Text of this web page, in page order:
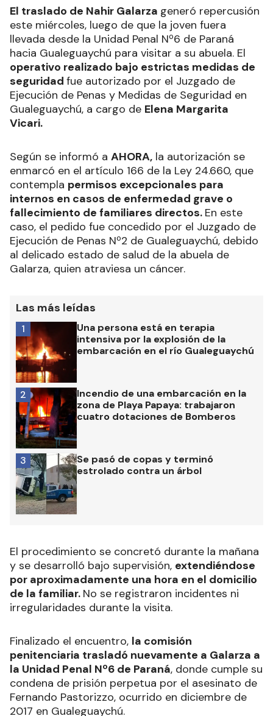
El traslado de Nahir Galarza generó repercusión
este miércoles, luego de que la joven fuera
llevada desde la Unidad Penal Nº6 de Paraná
hacia Gualeguaychú para visitar a su abuela. El
operativo realizado bajo estrictas medidas de
seguridad fue autorizado por el Juzgado de
Ejecución de Penas y Medidas de Seguridad en
Gualeguaychú, a cargo de Elena Margarita
Vicari.
Según se informó a AHORA, la autorización se
enmarcó en el artículo 166 de la Ley 24.660, que
contempla permisos excepcionales para
internos en casos de enfermedad grave o
fallecimiento de familiares directos. En este
caso, el pedido fue concedido por el Juzgado de
Ejecución de Penas Nº2 de Gualeguaychú, debido
al delicado estado de salud de la abuela de
Galarza, quien atraviesa un cáncer.
Las más leídas
Una persona está en terapia
intensiva por la explosión de la
embarcación en el río Gualeguaychú
1
Incendio de una embarcación en la
zona de Playa Papaya: trabajaron
cuatro dotaciones de Bomberos
2
Se pasó de copas y terminó
estrolado contra un árbol
3
El procedimiento se concretó durante la mañana
y se desarrolló bajo supervisión, extendiéndose
por aproximadamente una hora en el domicilio
de la familiar. No se registraron incidentes ni
irregularidades durante la visita.
Finalizado el encuentro, la comisión
penitenciaria trasladó nuevamente a Galarza a
la Unidad Penal Nº6 de Paraná, donde cumple su
condena de prisión perpetua por el asesinato de
Fernando Pastorizzo, ocurrido en diciembre de
2017 en Gualeguaychú.